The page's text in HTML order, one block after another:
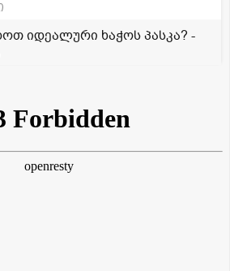
იდეალური ხაჭოს პასკა? -